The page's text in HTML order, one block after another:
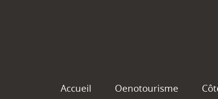
Accueil Oenotourisme